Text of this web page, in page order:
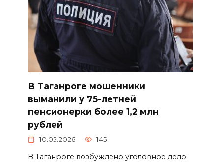
В Таганроге мошенники
выманили у 75-летней
пенсионерки более 1,2 млн
рублей
10.05.2026 145
В Таганроге возбуждено уголовное дело